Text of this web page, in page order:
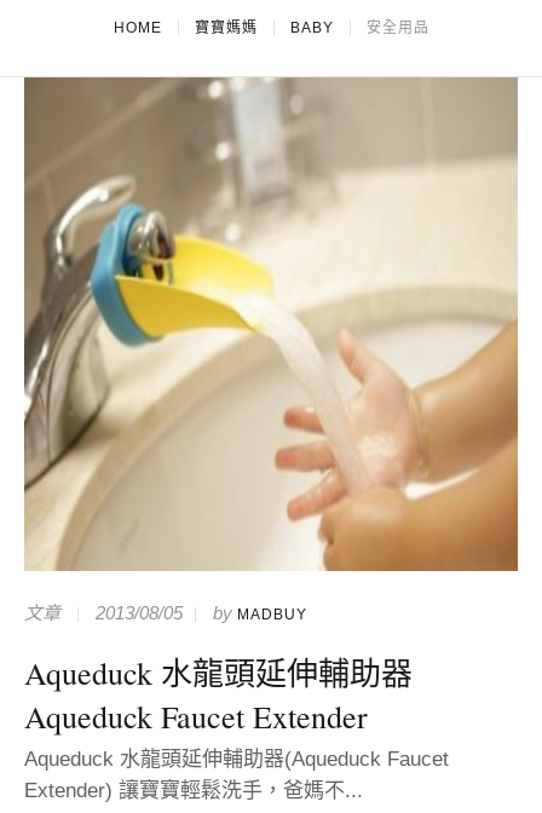
HOME 寶寶媽媽 BABY 安全用品
文章 2013/08/05 by MADBUY
Aqueduck 水龍頭延伸輔助器
Aqueduck Faucet Extender
Aqueduck 水龍頭延伸輔助器(Aqueduck Faucet
Extender) 讓寶寶輕鬆洗手，爸媽不...